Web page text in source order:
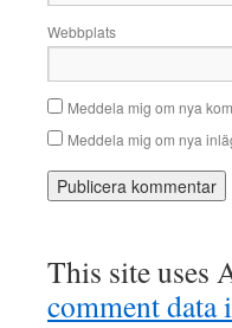
Webbplats
Meddela mig om nya
Meddela mig om nya
This site uses
comment data